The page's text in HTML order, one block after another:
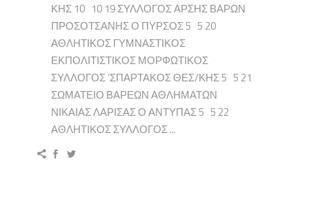
ΚΗΣ 10 10 19 ΣΥΛΛΟΓΟΣ ΑΡΣΗΣ ΒΑΡΩΝ
ΠΡΟΣΟΤΣΑΝΗΣ Ο ΠΥΡΣΟΣ 5 5 20
ΑΘΛΗΤΙΚΟΣ ΓΥΜΝΑΣΤΙΚΟΣ
ΕΚΠΟΛΙΤΙΣΤΙΚΟΣ ΜΟΡΦΩΤΙΚΟΣ
ΣΥΛΛΟΓΟΣ ‘ΣΠΑΡΤΑΚΟΣ ΘΕΣ/ΚΗΣ 5 5 21
ΣΩΜΑΤΕΙΟ ΒΑΡΕΩΝ ΑΘΛΗΜΑΤΩΝ
ΝΙΚΑΙΑΣ ΛΑΡΙΣΑΣ Ο ΑΝΤΥΠΑΣ 5 5 22
ΑΘΛΗΤΙΚΟΣ ΣΥΛΛΟΓΟΣ ...